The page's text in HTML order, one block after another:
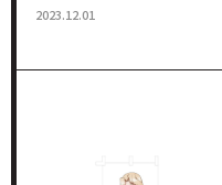
2023.12.01